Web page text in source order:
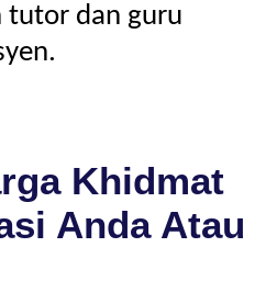
tutor dan guru
Khidmat
Anda Atau